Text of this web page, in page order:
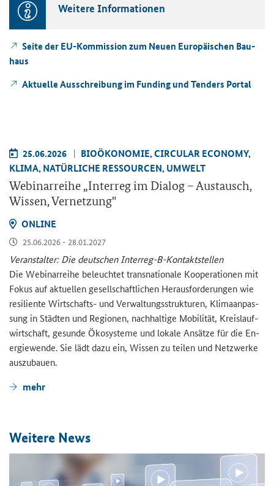
Wei­te­re In­for­ma­tio­nen
Seite der EU-​Kommission zum Neuen Eu­ro­päi­schen Bau­
haus
Ak­tu­el­le Aus­schrei­bung im Fun­ding und Ten­ders Por­tal
25.06.2026
BIO­ÖKO­NO­MIE, CIR­CU­LAR ECO­NO­MY,
KLIMA, NA­TÜR­LI­CHE RES­SOUR­CEN, UM­WELT
We­bi­nar­rei­he „Interregim Dia­log – Aus­tausch,
Wis­sen, Ver­net­zung"
ON­LINE
25.06.2026 - 28.01.2027
Ver­an­stal­ter: Die deut­schen Interreg-​B-Kontaktstellen
Die We­bi­nar­rei­he be­leuch­tet trans­na­tio­na­le Ko­ope­ra­tio­nen mit
Fokus auf ak­tu­el­len ge­sell­schaft­li­chen Her­aus­for­de­run­gen wie
re­si­li­en­te Wirtschafts-​ und Ver­wal­tungs­struk­tu­ren, Kli­ma­an­pas­
sung in Städ­ten und Re­gio­nen, nach­hal­ti­ge Mo­bi­li­tät, Kreis­lauf­
wirt­schaft, ge­sun­de Öko­sys­te­me und lo­ka­le An­sät­ze für die En­
er­gie­wen­de. Sie lädt dazu ein, Wis­sen zu tei­len und Netz­wer­ke
aus­zu­bau­en.
mehr
Wei­te­re News